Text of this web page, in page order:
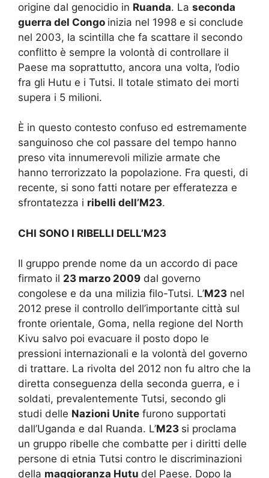
origine dal genocidio in Ruanda. La seconda
guerra del Congo inizia nel 1998 e si conclude
nel 2003, la scintilla che fa scattare il secondo
conflitto è sempre la volontà di controllare il
Paese ma soprattutto, ancora una volta, l’odio
fra gli Hutu e i Tutsi. Il totale stimato dei morti
supera i 5 milioni.
È in questo contesto confuso ed estremamente
sanguinoso che col passare del tempo hanno
preso vita innumerevoli milizie armate che
hanno terrorizzato la popolazione. Fra questi, di
recente, si sono fatti notare per efferatezza e
sfrontatezza i ribelli dell’M23.
CHI SONO I RIBELLI DELL’M23
Il gruppo prende nome da un accordo di pace
firmato il 23 marzo 2009 dal governo
congolese e da una milizia filo-Tutsi. L’M23 nel
2012 prese il controllo dell’importante città sul
fronte orientale, Goma, nella regione del North
Kivu salvo poi evacuare il posto dopo le
pressioni internazionali e la volontà del governo
di trattare. La rivolta del 2012 non fu altro che la
diretta conseguenza della seconda guerra, e i
soldati, prevalentemente Tutsi, secondo gli
studi delle Nazioni Unite furono supportati
dall’Uganda e dal Ruanda. L’M23 si proclama
un gruppo ribelle che combatte per i diritti delle
persone di etnia Tutsi contro le discriminazioni
della maggioranza Hutu del Paese. Dopo la